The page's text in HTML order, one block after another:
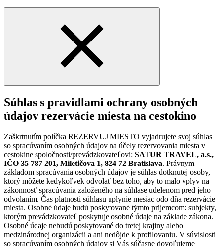
Súhlas s pravidlami ochrany osobných
údajov rezervácie miesta na cestokino
Zaškrtnutím políčka REZERVUJ MIESTO vyjadrujete svoj súhlas
so spracúvaním osobných údajov na účely rezervovania miesta v
cestokine spoločnosti/prevádzkovateľovi: SATUR TRAVEL, a.s.,
IČO 35 787 201, Miletičova 1, 824 72 Bratislava. Právnym
základom spracúvania osobných údajov je súhlas dotknutej osoby,
ktorý môžete kedykoľvek odvolať bez toho, aby to malo vplyv na
zákonnosť spracúvania založeného na súhlase udelenom pred jeho
odvolaním. Čas platnosti súhlasu uplynie mesiac odo dňa rezervácie
miesta. Osobné údaje budú poskytované týmto príjemcom: subjekty,
ktorým prevádzkovateľ poskytuje osobné údaje na základe zákona.
Osobné údaje nebudú poskytované do tretej krajiny alebo
medzinárodnej organizácii a ani nedôjde k profilovaniu. V súvislosti
so spracúvaním osobných údajov si Vás súčasne dovoľujeme